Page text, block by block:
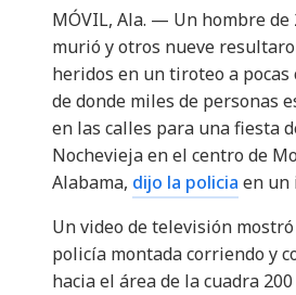
MÓVIL, Ala. — Un hombre de
murió y otros nueve
heridos en un tiroteo a pocas
de donde miles de personas
en las calles para una fiesta
Nochevieja en el centro de
Alabama, dijo la policia en un
Un video de televisión
policía montada corriendo y
hacia el área de la cuadra